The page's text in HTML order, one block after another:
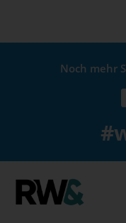
Noch mehr